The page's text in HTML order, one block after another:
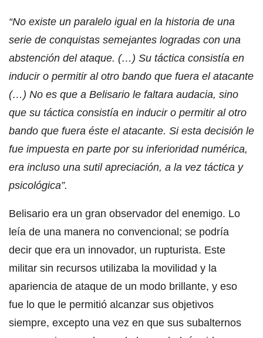
“No existe un paralelo igual en la historia de una
serie de conquistas semejantes logradas con una
abstención del ataque. (…) Su táctica consistía en
inducir o permitir al otro bando que fuera el atacante
(…) No es que a Belisario le faltara audacia, sino
que su táctica consistía en inducir o permitir al otro
bando que fuera éste el atacante. Si esta decisión le
fue impuesta en parte por su inferioridad numérica,
era incluso una sutil apreciación, a la vez táctica y
psicológica”.
Belisario era un gran observador del enemigo. Lo
leía de una manera no convencional; se podría
decir que era un innovador, un rupturista. Este
militar sin recursos utilizaba la movilidad y la
apariencia de ataque de un modo brillante, y eso
fue lo que le permitió alcanzar sus objetivos
siempre, excepto una vez en que sus subalternos